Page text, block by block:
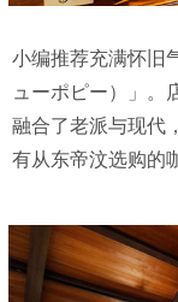
小编推荐充满怀旧
ューポピー）」。
融合了老派与现代
有从东帝汶选购的